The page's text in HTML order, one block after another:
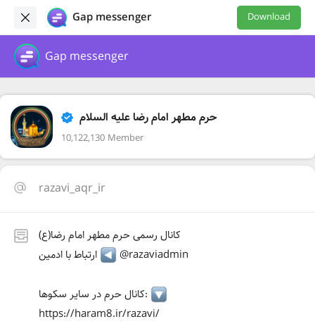
Gap messenger Download
Gap messenger
حرم مطهر امام رضا علیه السلام
10,122,130 Member
razavi_aqr_ir
کانال رسمی حرم مطهر امام رضا(ع)
@razaviadmin
کانال حرم در سایر سکوها:
https://haram8.ir/razavi/